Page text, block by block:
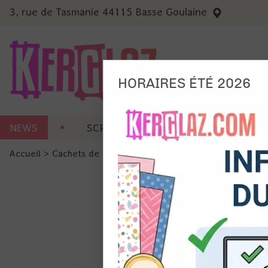
3, rue de Tasmanie 44115 Basse Goulaine
NEWS SCRAP CARTERIE MACHINES
Accueil > Cachets de cire > Sceau - Lapin de dos
Ils
et du
précises
Si vous
de la
HORAIRES ÉTÉ 2026